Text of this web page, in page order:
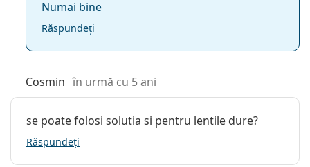
Numai bine
Răspundeți
Cosmin în urmă cu 5 ani
se poate folosi solutia si pentru lentile dure?
Răspundeți